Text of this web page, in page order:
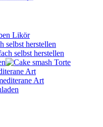
selbst herstellen
Art